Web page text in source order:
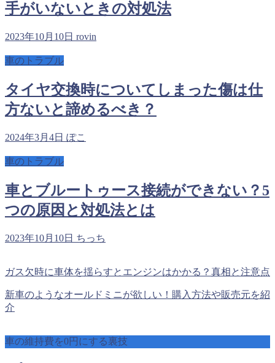
手がいないときの対処法
2023年10月10日 rovin
車のトラブル
タイヤ交換時についてしまった傷は仕
方ないと諦めるべき？
2024年3月4日 ぽこ
車のトラブル
車とブルートゥース接続ができない？5
つの原因と対処法とは
2023年10月10日 ちっち
ガス欠時に車体を揺らすとエンジンはかかる？真相と注意点
新車のようなオールドミニが欲しい！購入方法や販売元を紹
介
車の維持費を0円にする裏技